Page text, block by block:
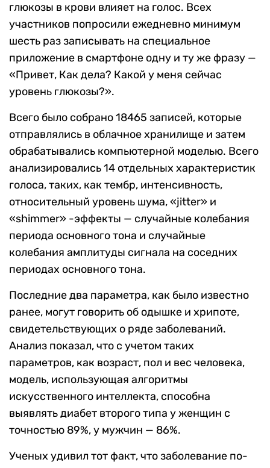
глюкозы в крови влияет на голос. Всех
участников попросили ежедневно минимум
шесть раз записывать на специальное
приложение в смартфоне одну и ту же фразу —
«Привет, Как дела? Какой у меня сейчас
уровень глюкозы?».
Всего было собрано18465 записей, которые
отправлялись в облачное хранилище и затем
обрабатывались компьютерной моделью. Всего
анализировались 14 отдельных характеристик
голоса, таких, как тембр, интенсивность,
относительный уровень шума, «jitter» и
«shimmer» -эффекты — случайные колебания
периода основного тона и случайные
колебания амплитуды сигнала на соседних
периодах основного тона.
Последние два параметра, как было известно
ранее, могут говорить об одышке и хрипоте,
свидетельствующих о ряде заболеваний.
Анализ показал, что с учетом таких
параметров, как возраст, пол и вес человека,
модель, использующая алгоритмы
искусственного интеллекта, способна
выявлять диабет второго типа у женщин с
точностью 89%, у мужчин — 86%.
Ученых удивил тот факт, что заболевание по-